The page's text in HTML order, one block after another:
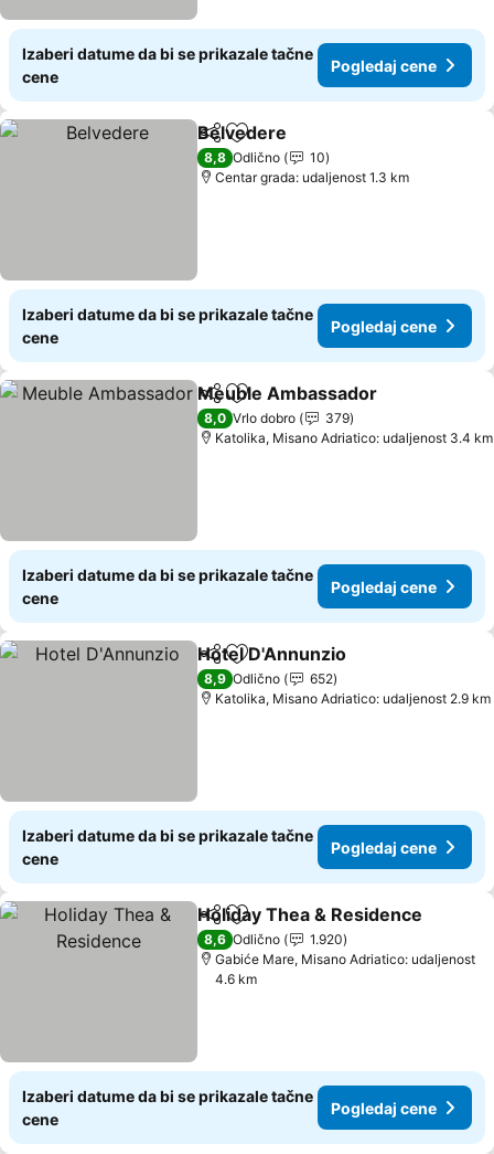
Izaberi datume da bi se prikazale tačne
cene
Pogledaj cene
Deli Dodati u favorite
Belvedere
8,8 Odlično
10
Centar grada: udaljenost 1.3 km
Izaberi datume da bi se prikazale tačne
cene
Pogledaj cene
Deli Dodati u favorite
Meuble Ambassador
8,0 Vrlo dobro
379
Katolika, Misano Adriatico: udaljenost 3.4 km
Izaberi datume da bi se prikazale tačne
cene
Pogledaj cene
Deli Dodati u favorite
Hotel D'Annunzio
8,9 Odlično
652
Katolika, Misano Adriatico: udaljenost 2.9 km
Izaberi datume da bi se prikazale tačne
cene
Pogledaj cene
Deli Dodati u favorite
Holiday Thea & Residence
8,6 Odlično
1.920
Gabiće Mare, Misano Adriatico: udaljenost
4.6 km
Izaberi datume da bi se prikazale tačne
cene
Pogledaj cene